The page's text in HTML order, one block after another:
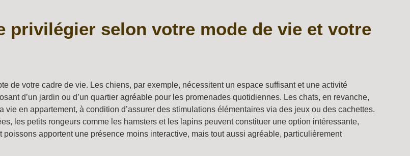
privilégier selon votre mode de vie et votre
de votre cadre de vie. Les chiens, par exemple, nécessitent un espace suffisant et une activité
d’un jardin ou d’un quartier agréable pour les promenades quotidiennes. Les chats, en revanche,
vie en appartement, à condition d’assurer des stimulations élémentaires via des jeux ou des cachettes.
les petits rongeurs comme les hamsters et les lapins peuvent constituer une option intéressante,
apportent une présence moins interactive, mais tout aussi agréable, particulièrement